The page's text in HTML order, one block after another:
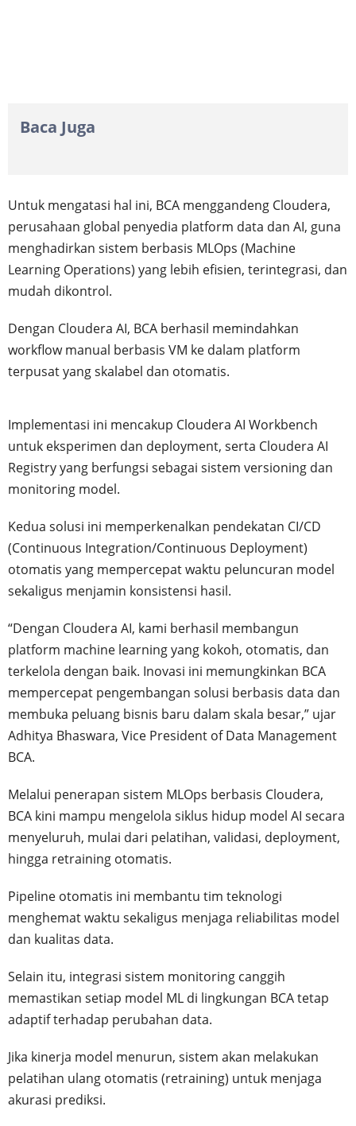
Baca Juga
Untuk mengatasi hal ini, BCA menggandeng Cloudera,
perusahaan global penyedia platform data dan AI, guna
menghadirkan sistem berbasis MLOps (Machine
Learning Operations) yang lebih efisien, terintegrasi, dan
mudah dikontrol.
Dengan Cloudera AI, BCA berhasil memindahkan
workflow manual berbasis VM ke dalam platform
terpusat yang skalabel dan otomatis.
Implementasi ini mencakup Cloudera AI Workbench
untuk eksperimen dan deployment, serta Cloudera AI
Registry yang berfungsi sebagai sistem versioning dan
monitoring model.
Kedua solusi ini memperkenalkan pendekatan CI/CD
(Continuous Integration/Continuous Deployment)
otomatis yang mempercepat waktu peluncuran model
sekaligus menjamin konsistensi hasil.
“Dengan Cloudera AI, kami berhasil membangun
platform machine learning yang kokoh, otomatis, dan
terkelola dengan baik. Inovasi ini memungkinkan BCA
mempercepat pengembangan solusi berbasis data dan
membuka peluang bisnis baru dalam skala besar,” ujar
Adhitya Bhaswara, Vice President of Data Management
BCA.
Melalui penerapan sistem MLOps berbasis Cloudera,
BCA kini mampu mengelola siklus hidup model AI secara
menyeluruh, mulai dari pelatihan, validasi, deployment,
hingga retraining otomatis.
Pipeline otomatis ini membantu tim teknologi
menghemat waktu sekaligus menjaga reliabilitas model
dan kualitas data.
Selain itu, integrasi sistem monitoring canggih
memastikan setiap model ML di lingkungan BCA tetap
adaptif terhadap perubahan data.
Jika kinerja model menurun, sistem akan melakukan
pelatihan ulang otomatis (retraining) untuk menjaga
akurasi prediksi.